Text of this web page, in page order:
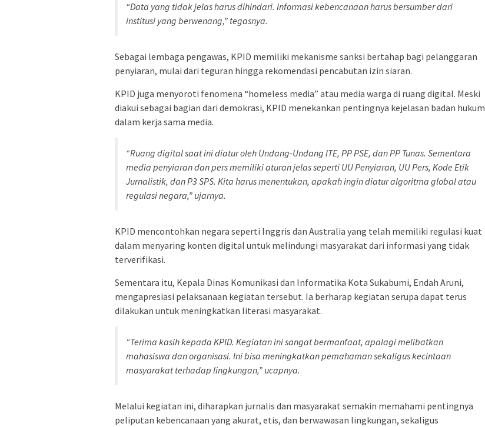
“Data yang tidak jelas harus dihindari. Informasi kebencanaan harus bersumber dari
institusi yang berwenang,” tegasnya.
Sebagai lembaga pengawas, KPID memiliki mekanisme sanksi bertahap bagi pelanggaran
penyiaran, mulai dari teguran hingga rekomendasi pencabutan izin siaran.
KPID juga menyoroti fenomena “homeless media” atau media warga di ruang digital. Meski
diakui sebagai bagian dari demokrasi, KPID menekankan pentingnya kejelasan badan hukum
dalam kerja sama media.
“Ruang digital saat ini diatur oleh Undang-Undang ITE, PP PSE, dan PP Tunas. Sementara
media penyiaran dan pers memiliki aturan jelas seperti UU Penyiaran, UU Pers, Kode Etik
Jurnalistik, dan P3 SPS. Kita harus menentukan, apakah ingin diatur algoritma global atau
regulasi negara,” ujarnya.
KPID mencontohkan negara seperti Inggris dan Australia yang telah memiliki regulasi kuat
dalam menyaring konten digital untuk melindungi masyarakat dari informasi yang tidak
terverifikasi.
Sementara itu, Kepala Dinas Komunikasi dan Informatika Kota Sukabumi, Endah Aruni,
mengapresiasi pelaksanaan kegiatan tersebut. Ia berharap kegiatan serupa dapat terus
dilakukan untuk meningkatkan literasi masyarakat.
“Terima kasih kepada KPID. Kegiatan ini sangat bermanfaat, apalagi melibatkan
mahasiswa dan organisasi. Ini bisa meningkatkan pemahaman sekaligus kecintaan
masyarakat terhadap lingkungan,” ucapnya.
Melalui kegiatan ini, diharapkan jurnalis dan masyarakat semakin memahami pentingnya
peliputan kebencanaan yang akurat, etis, dan berwawasan lingkungan, sekaligus